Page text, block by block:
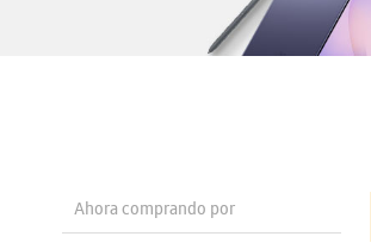
Ahora comprando por